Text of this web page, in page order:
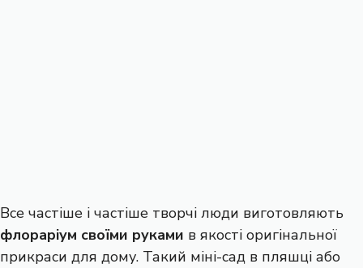
Все частіше і частіше творчі люди виготовляють
флораріум своїми руками в якості оригінальної
прикраси для дому. Такий міні-сад в пляшці або